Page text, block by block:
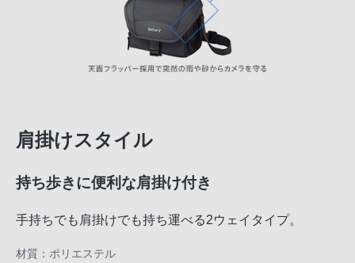
肩掛けスタイル
持ち歩きに便利な肩掛け付き
手持ちでも肩掛けでも持ち運べる2ウェイタイプ。
材質：ポリエステル